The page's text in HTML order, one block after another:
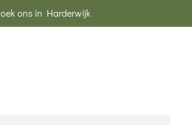
ons in Harderwijk